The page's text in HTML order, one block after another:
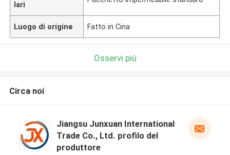
lari
Luogo di origine Fatto in Cina
Osservi più
Circa noi
Jiangsu Junxuan International
Trade Co., Ltd. profilo del
produttore